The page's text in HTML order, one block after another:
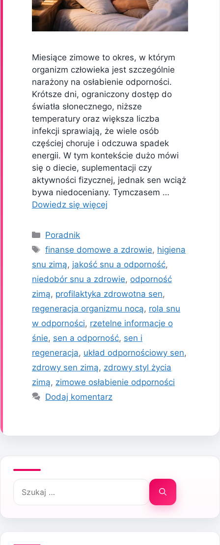
Miesiące zimowe to okres, w którym
organizm człowieka jest szczególnie
narażony na osłabienie odporności.
Krótsze dni, ograniczony dostęp do
światła słonecznego, niższe
temperatury oraz większa liczba
infekcji sprawiają, że wiele osób
częściej choruje i odczuwa spadek
energii. W tym kontekście dużo mówi
się o diecie, suplementacji czy
aktywności fizycznej, jednak sen wciąż
bywa niedoceniany. Tymczasem …
Dowiedz się więcej
Kategorie
Poradnik
Tagi
finanse domowe a zdrowie, higiena
snu zimą, jakość snu a odporność,
niedobór snu a zdrowie, odporność
zimą, profilaktyka zdrowotna sen,
regeneracja organizmu nocą, rola snu
w odporności, rzetelne informacje o
śnie, sen a odporność, sen i
regeneracja, układ odpornościowy sen,
zdrowy sen zimą, zdrowy styl życia
zimą, zimowe osłabienie odporności
Dodaj komentarz
Szukaj: